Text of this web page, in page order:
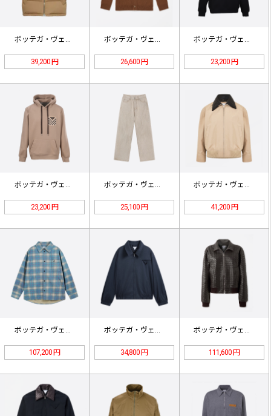
39,200 円 26,600 円 23,200 円
ボッテガ・ヴェネタ 織りポケット付き…
23,200 円
ボッテガ・ヴェネタ ウィーン ストレ…
25,100 円
ボッテガ・ヴェネタのラムスキン織り襟…
41,200 円
ボッテガ・ヴェネタ レザー ブルーチ…
107,200 円
ボッテガ・ヴェネタ 無地ウール ジッ…
34,800 円
ボッテガ・ヴェネタの織りジャケット
111,600 円